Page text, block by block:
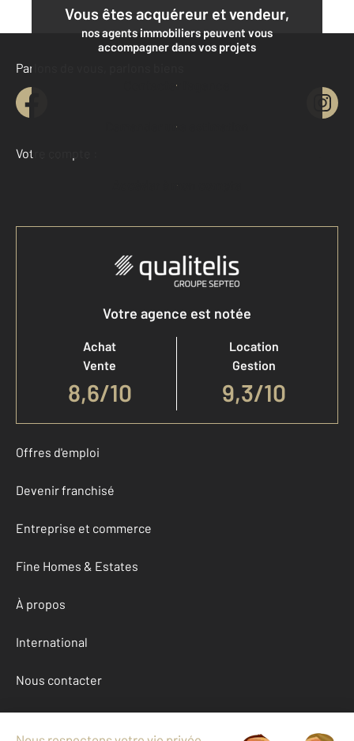
Vous êtes acquéreur et vendeur,
nos agents immobiliers peuvent vous
accompagner dans vos projets
Contacter l'agence
Demander une estimation
Parlons de vous, parlons biens
Votre compte :
Accéder à mon compte
Votre agence est notée
Achat
Vente
8,6/10
Location
Gestion
9,3/10
Offres d'emploi
Devenir franchisé
Entreprise et commerce
Fine Homes & Estates
À propos
International
Nous contacter